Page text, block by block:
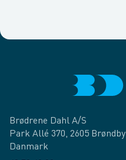
Brødrene Dahl A/S
Park Allé 370, 2605 Brøndby
Danmark